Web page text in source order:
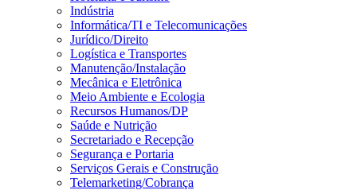
Indústria
Informática/TI e Telecomunicações
Jurídico/Direito
Logística e Transportes
Manutenção/Instalação
Mecânica e Eletrônica
Meio Ambiente e Ecologia
Recursos Humanos/DP
Saúde e Nutrição
Secretariado e Recepção
Segurança e Portaria
Serviços Gerais e Construção
Telemarketing/Cobrança